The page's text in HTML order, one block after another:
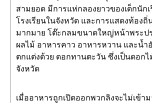
สามยอด มีการแห่กลองยาวของเด็กนัก
โรงเรียนในจังหวัด และการแสดงท้องถิ่
มากมาย โต๊ะกลมขนาดใหญ่หน้าพระป
ผลไม้ อาหารคาว อาหารหวาน และน้ำ
ตกแต่งด้วย ดอกทานตะวัน ซึ่งเป็นดอก
จังหวัด
เมื่ออาหารถูกเปิดออกพวกลิงจะไม่เข้า